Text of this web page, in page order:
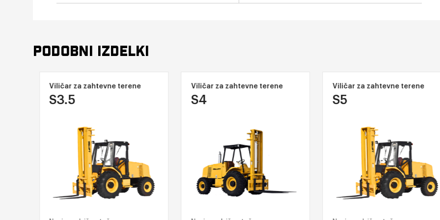
PODOBNI IZDELKI
Viličar za zahtevne terene
S3.5
Viličar za zahtevne terene
S4
Viličar za zahtevne terene
S5